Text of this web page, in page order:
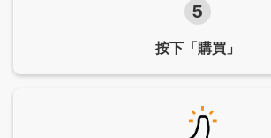
5
按下「購買」